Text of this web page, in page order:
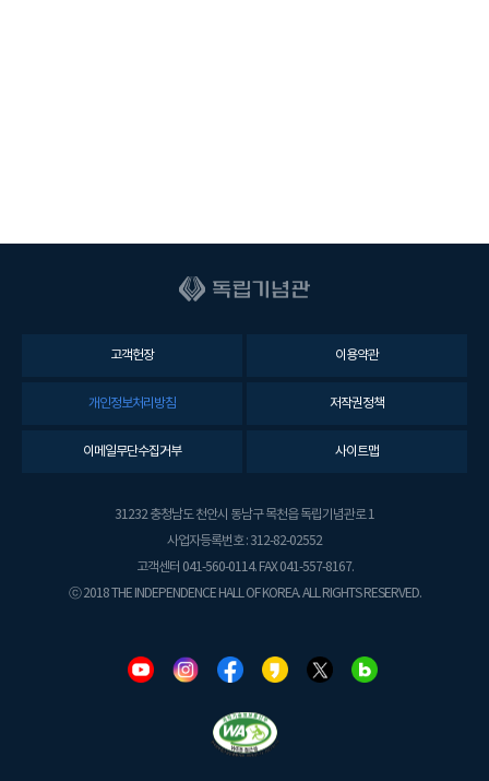
고객헌장 이용약관
개인정보처리방침 저작권정책
이메일무단수집거부 사이트맵
31232 충청남도 천안시 동남구 목천읍 독립기념관로 1
사업자등록번호 : 312-82-02552
고객센터 041-560-0114. FAX 041-557-8167.
ⓒ 2018 THE INDEPENDENCE HALL OF KOREA. ALL RIGHTS RESERVED.